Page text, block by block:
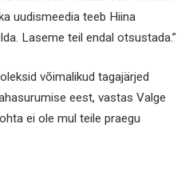
uudismeedia teeb Hiina
Laseme teil endal otsustada.”
võimalikud tagajärjed
eest, vastas Valge
ei ole mul teile praegu